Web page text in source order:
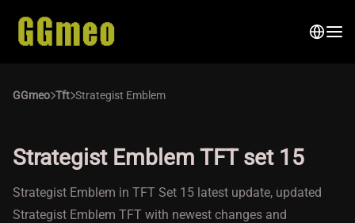
GGmeo Tft Strategist Emblem
Strategist Emblem TFT set 15
Strategist Emblem in TFT Set 15 latest update, updated
Strategist Emblem TFT with newest changes and